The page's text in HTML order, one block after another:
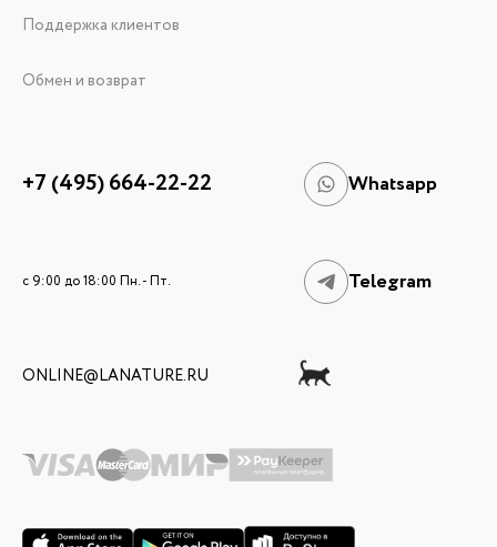
Поддержка клиентов
Обмен и возврат
+7 (495) 664-22-22 Whatsapp
c 9:00 до 18:00 Пн. - Пт. Telegram
ONLINE@LANATURE.RU